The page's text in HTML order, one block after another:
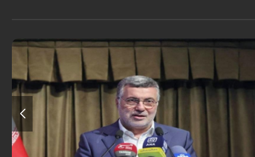
تُعدّ المراكز العلاجية في شيراز، بدعم من كفاءاتها المتخصّصة وتقنياتها الحديثة،
وجهةً للمرضى من داخل إيران وخارجها.